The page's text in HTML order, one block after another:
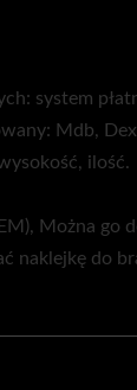
system
Mdb,
ilość.
Można
naklejkę do